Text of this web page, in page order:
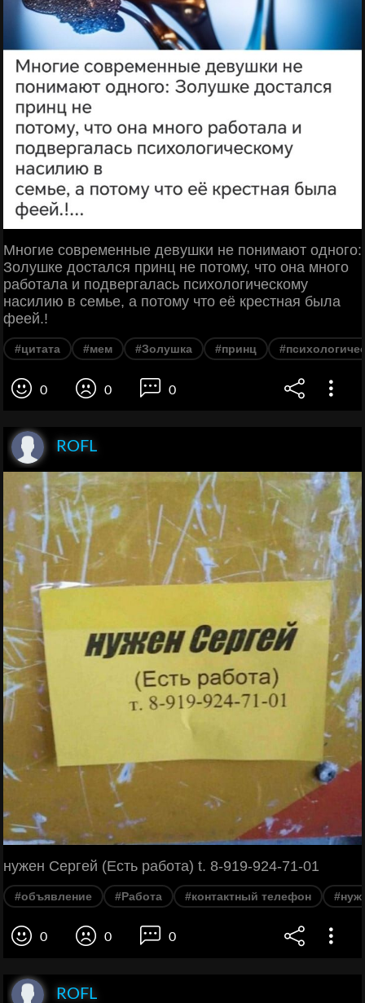
Многие современные девушки не понимают одного:
Золушке достался принц не потому, что она много
работала и подвергалась психологическому
насилию в семье, а потому что её крестная была
феей.!
#цитата #мем #Золушка #принц
0 0 0
ROFL
нужен Сергей (Есть работа) t. 8-919-924-71-01
#объявление #Работа #контактный телефон
0 0 0
ROFL